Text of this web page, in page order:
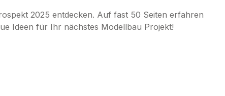
2025 entdecken. Auf fast 50 Seiten erfahren
Ideen für Ihr nächstes Modellbau Projekt!